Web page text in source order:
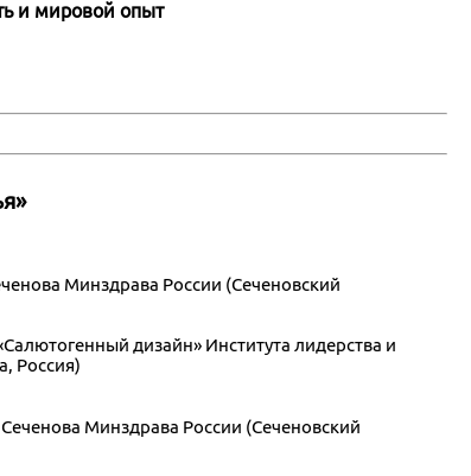
и мировой опыт
Минздрава России (Сеченовский
дизайн» Института лидерства и
Россия)
Минздрава России (Сеченовский